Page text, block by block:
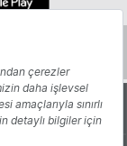
Yazarlar